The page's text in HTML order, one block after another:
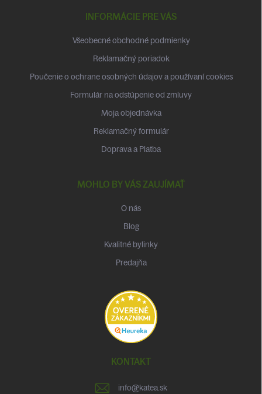
INFORMÁCIE PRE VÁS
Všeobecné obchodné podmienky
Reklamačný poriadok
Poučenie o ochrane osobných údajov a používaní cookies
Formulár na odstúpenie od zmluvy
Moja objednávka
Reklamačný formulár
Doprava a Platba
MOHLO BY VÁS ZAUJÍMAŤ
O nás
Blog
Kvalitné bylinky
Predajňa
KONTAKT
info@katea.sk